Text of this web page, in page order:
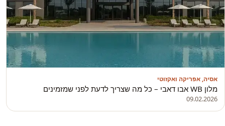
אסיה, אפריקה ואקזוטי
מלון WB אבו דאבי – כל מה שצריך לדעת לפני שמזמינים
09.02.2026